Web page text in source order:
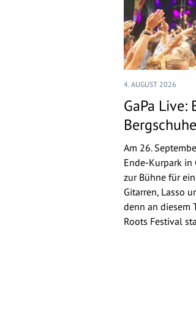
4. AUGUST 2026
GaPa Live:
Am 26.
Ende-Kurpark in
zur Bühne für
Gitarren, Lasso
denn an diesem
Roots Festival